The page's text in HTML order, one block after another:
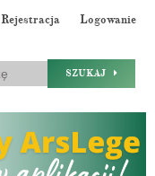
Rejestracja Logowanie
SZUKAJ